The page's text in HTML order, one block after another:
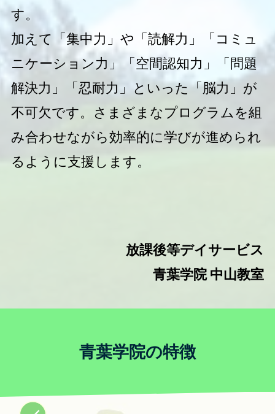
す。
加えて「集中力」や「読解力」「コミュ
ニケーション力」「空間認知力」「問題
解決力」「忍耐力」といった「脳力」が
不可欠です。さまざまなプログラムを組
み合わせながら効率的に学びが進められ
るように支援します。
放課後等デイサービス
青葉学院 中山教室
青葉学院の特徴